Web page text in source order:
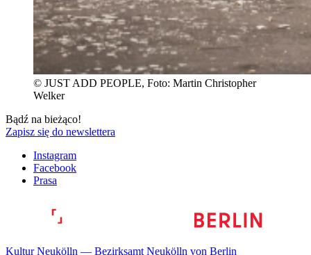
© JUST ADD PEOPLE, Foto: Martin Christopher
Welker
Bądź na bieżąco!
Zapisz się do newslettera
Instagram
Facebook
Prasa
Kultur Neukölln — Bezirksamt Neukölln von Berlin